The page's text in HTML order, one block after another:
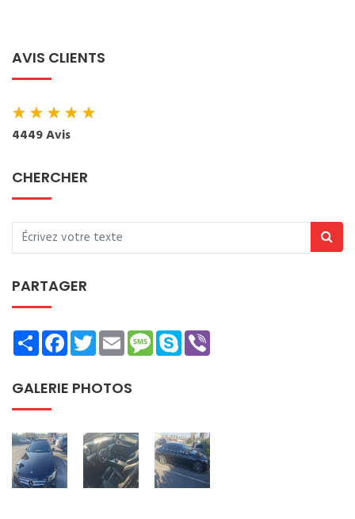
AVIS CLIENTS
★★★★★
4449 Avis
CHERCHER
PARTAGER
ShareFacebookTwitterEmailMessage
Skype
GALERIE PHOTOS